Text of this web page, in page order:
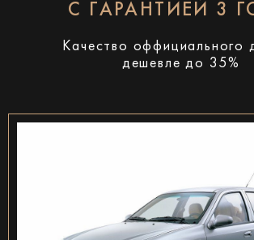
С ГАРАНТИЕЙ 3
Качество оффициального
дешевле до 35%